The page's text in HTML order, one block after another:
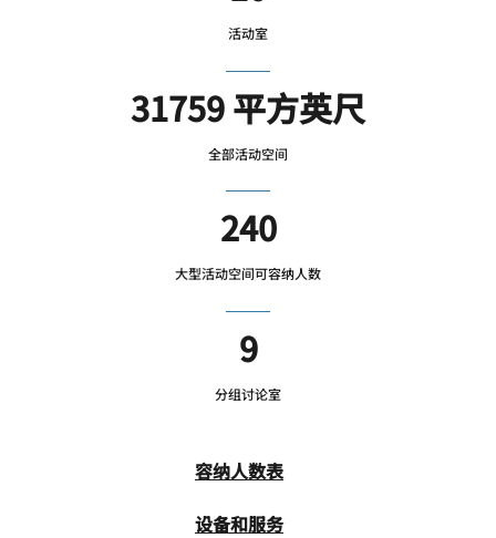
活动室
31759 平方英尺
全部活动空间
240
大型活动空间可容纳人数
9
分组讨论室
容纳人数表
设备和服务